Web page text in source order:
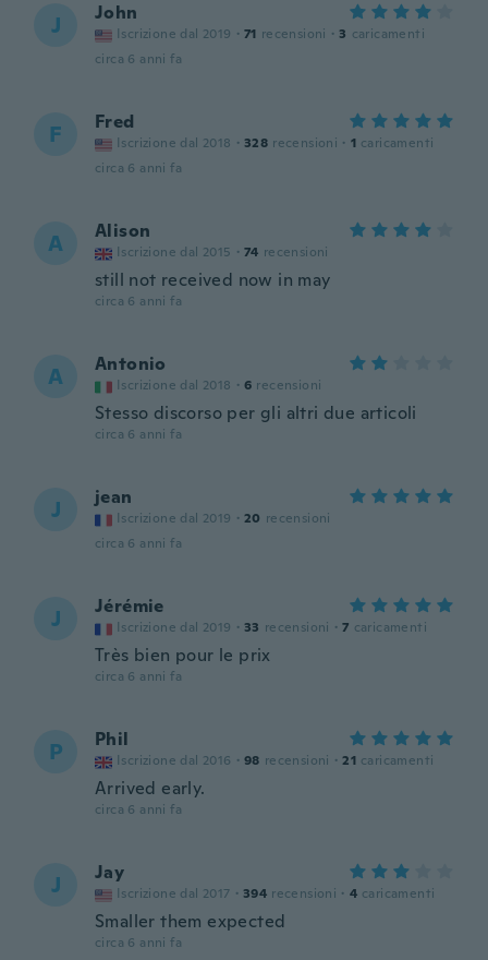
J John
Iscrizione dal 2019 · 71 recensioni · 3 caricamenti
circa 6 anni fa
F Fred
Iscrizione dal 2018 · 328 recensioni · 1 caricamenti
circa 6 anni fa
A Alison
Iscrizione dal 2015 · 74 recensioni
still not received now in may
circa 6 anni fa
A Antonio
Iscrizione dal 2018 · 6 recensioni
Stesso discorso per gli altri due articoli
circa 6 anni fa
J jean
Iscrizione dal 2019 · 20 recensioni
circa 6 anni fa
J Jérémie
Iscrizione dal 2019 · 33 recensioni · 7 caricamenti
Très bien pour le prix
circa 6 anni fa
P Phil
Iscrizione dal 2016 · 98 recensioni · 21 caricamenti
Arrived early.
circa 6 anni fa
J Jay
Iscrizione dal 2017 · 394 recensioni · 4 caricamenti
Smaller them expected
circa 6 anni fa